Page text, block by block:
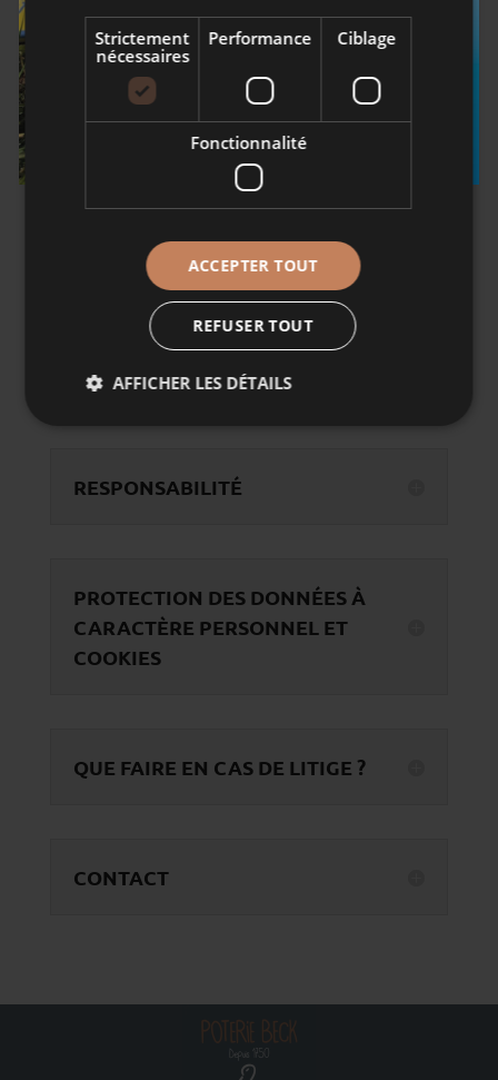
FR73304327885).
QUI A RÉALISÉ CE SITE ?
QUI HÉBERGE CE SITE ?
COMMENT EST ENCADRÉ
L’ACCÈS AU SITE ?
RESPONSABILITÉ
PROTECTION DES DONNÉES À
CARACTÈRE PERSONNEL ET
COOKIES
QUE FAIRE EN CAS DE LITIGE ?
CONTACT
Strictement
nécessaires
Performance Ciblage
Fonctionnalité
ACCEPTER TOUT
REFUSER TOUT
AFFICHER LES DÉTAILS